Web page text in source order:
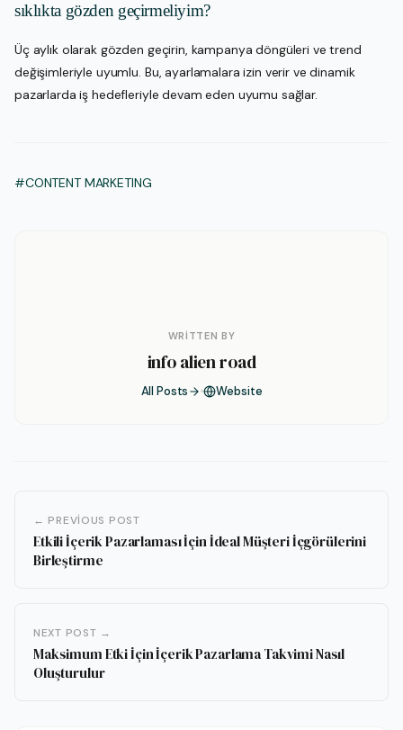
sıklıkta gözden geçirmeliyim?
Üç aylık olarak gözden geçirin, kampanya döngüleri ve trend
değişimleriyle uyumlu. Bu, ayarlamalara izin verir ve dinamik
pazarlarda iş hedefleriyle devam eden uyumu sağlar.
#CONTENT MARKETING
WRITTEN BY
info alien road
All Posts Website
← PREVIOUS POST
Etkili İçerik Pazarlaması İçin İdeal Müşteri İçgörülerini
Birleştirme
NEXT POST →
Maksimum Etki İçin İçerik Pazarlama Takvimi Nasıl
Oluşturulur